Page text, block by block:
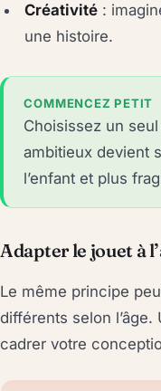
Créativité :
une histoire.
COMMENCEZ PETIT
Choisissez un
ambitieux devient
l’enfant et plus
Adapter le jouet à
Le même principe
différents selon
cadrer votre